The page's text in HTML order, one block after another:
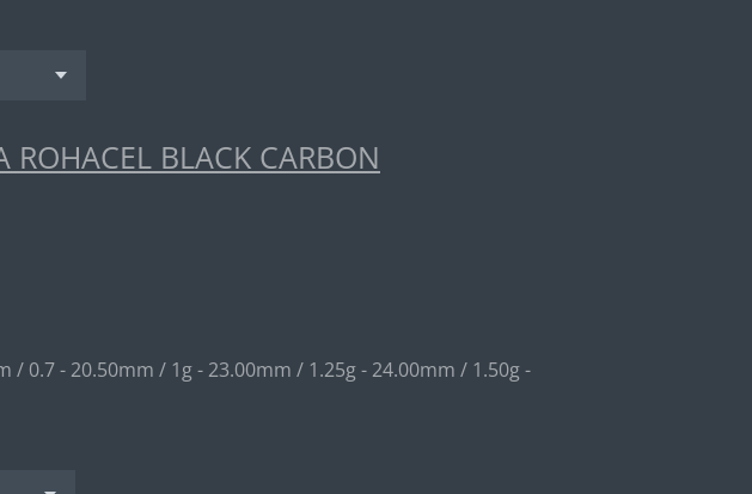
ROHACEL BLACK CARBON
/ 0.7 - 20.50mm / 1g - 23.00mm / 1.25g - 24.00mm / 1.50g -